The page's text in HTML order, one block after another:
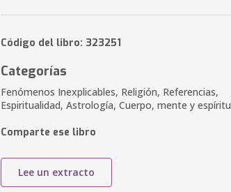
Código del libro: 323251
Categorías
Fenómenos Inexplicables, Religión, Referencias,
Espiritualidad, Astrología, Cuerpo, mente y espíritu
Comparte ese libro
Lee un extracto